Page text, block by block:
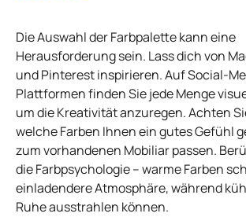
Die Auswahl der Farbpalette kann eine
Herausforderung sein. Lass dich von
und Pinterest inspirieren. Auf Social-
Plattformen finden Sie jede Menge
um die Kreativität anzuregen. Achten
welche Farben Ihnen ein gutes Gefühl
zum vorhandenen Mobiliar passen.
die Farbpsychologie – warme Farben
einladendere Atmosphäre, während
Ruhe ausstrahlen können.